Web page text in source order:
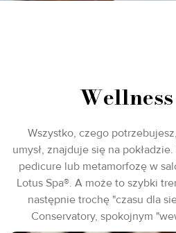
Wszystko, czego
umysł, znajduje się na
pedicure lub metamorfozę w
Lotus Spa®. A może to szybki
następnie trochę "czasu dla
Conservatory, spokojnym